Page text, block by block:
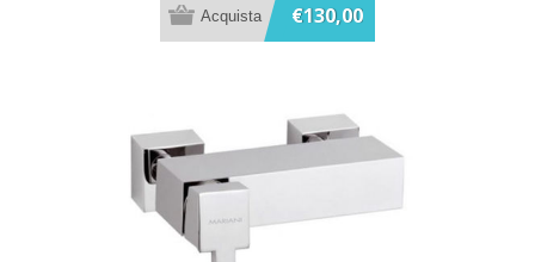
€130,00